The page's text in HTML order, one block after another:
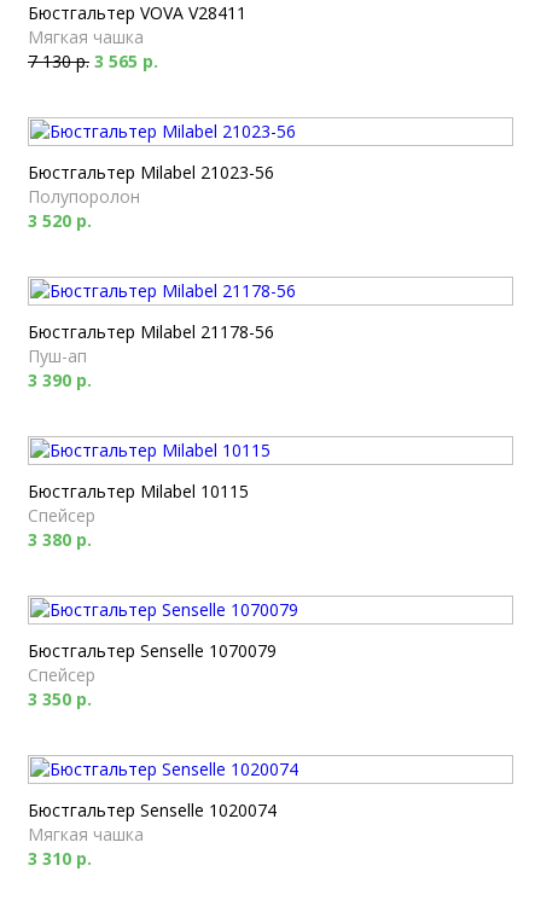
Бюстгальтер VOVA V28411
Мягкая чашка
7 130 р. 3 565 р.
Бюстгальтер Milabel 21023-56
Полупоролон
3 520 р.
Бюстгальтер Milabel 21178-56
Пуш-ап
3 390 р.
Бюстгальтер Milabel 10115
Спейсер
3 380 р.
Бюстгальтер Senselle 1070079
Спейсер
3 350 р.
Бюстгальтер Senselle 1020074
Мягкая чашка
3 310 р.